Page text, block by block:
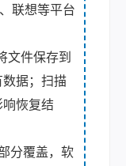
联想等平台
文件保存到
据；扫描
恢复结
分覆盖，软